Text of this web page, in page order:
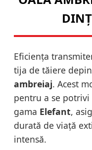
Eficiența
tija de tăiere
ambreiaj. Acest
pentru a se
gama Elefant,
durată de viață
intensă.